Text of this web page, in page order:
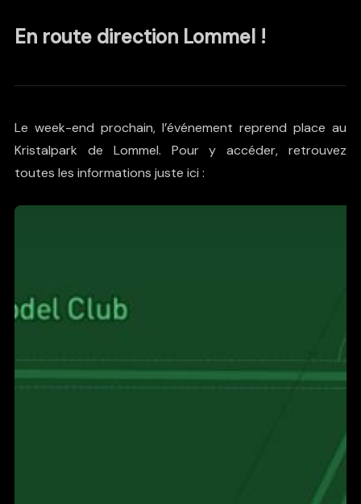
En route direction Lommel !
Le week-end prochain, l’événement reprend place au
Kristalpark de Lommel. Pour y accéder, retrouvez
toutes les informations juste ici :